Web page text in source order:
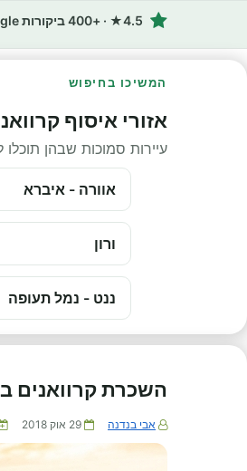
4.5★ · +400 ביקורות Google
המשיכו בחיפוש
אזורי איסוף
עיירות סמוכות שבהן תוכלו
אוורה - איברא
ורון
ננט - נמל תעופה
השכרת קרוואנים
אבי בנדנה 29 אוק 2018